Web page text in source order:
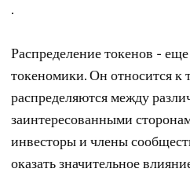
.
Распределение токенов -
токеномики. Он относится к
распределяются между
заинтересованными
инвесторы и члены
оказать значительное